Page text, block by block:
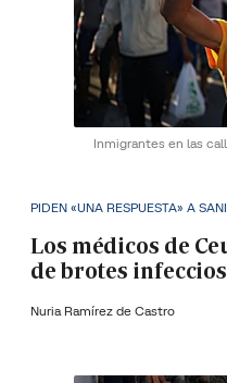
Inmigrantes en las
PIDEN «UNA RESPUESTA» A
Los médicos de
de brotes
Nuria Ramírez de Castro